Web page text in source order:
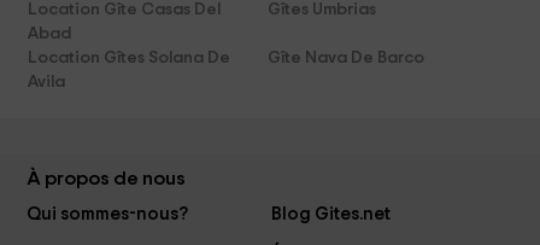
Location Gîte Casas Del
Abad
Gîtes Umbrias
Location Gîtes Solana De
Avila
Gîte Nava De Barco
À propos de nous
Qui sommes-nous? Blog Gites.net